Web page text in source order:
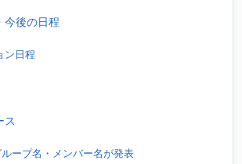
今後の日程
ン日程
ス
ープ名・メンバー名が発表